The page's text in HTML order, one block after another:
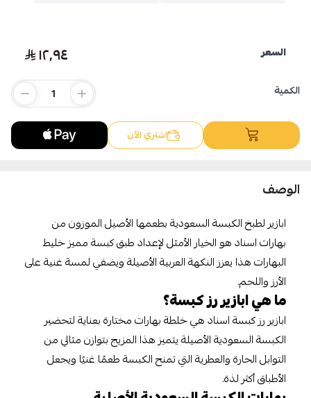
السعر ١٢٫٩٤
الكمية
اشتري الآن
الوصف
ابازير لطبخ الكبسة السعودية بطعمها الأصيل الموزون من
بهارات اسناد هو الخيار الأمثل لإعداد طبق كبسة مميز خليط
البهارات هذا يعزز النكهة العربية الأصيلة ويضفي لمسة غنية على
الأرز واللحم.
ما هي ابازير رز كبسة؟
ابازير رز كبسة اسناد هي خلطة بهارات مختارة بعناية لتحضير
الكبسة السعودية الأصيلة يتميز هذا المزيج بتوازن مثالي من
التوابل الحارة والعطرية التي تمنح الكبسة طعمًا غنيًا ويجعل
الأطباق أكثر لذة.